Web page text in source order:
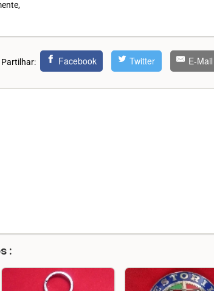
Partilhar: Facebook Twitter E-Mail
: